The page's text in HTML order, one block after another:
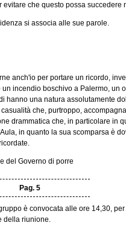
che questo possa succedere
si associa alle sue parole.
anch'io per portare un ricordo,
incendio boschivo a Palermo, un
hanno una natura assolutamente
che, purtroppo,
drammatica che, in particolare in
in quanto la sua scomparsa è
del Governo di porre
Pag. 5
è convocata alle ore 14,30,
della riunione.